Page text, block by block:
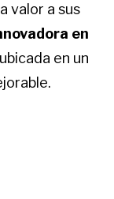
valor a sus
en
en un